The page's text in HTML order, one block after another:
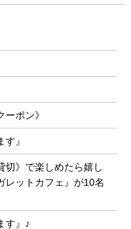
ポン》
』
切》で楽しめたら嬉し
レットカフェ』が10名
す』♪